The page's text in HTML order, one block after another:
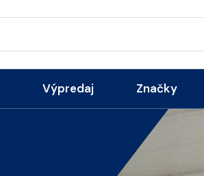
Výpredaj Značky